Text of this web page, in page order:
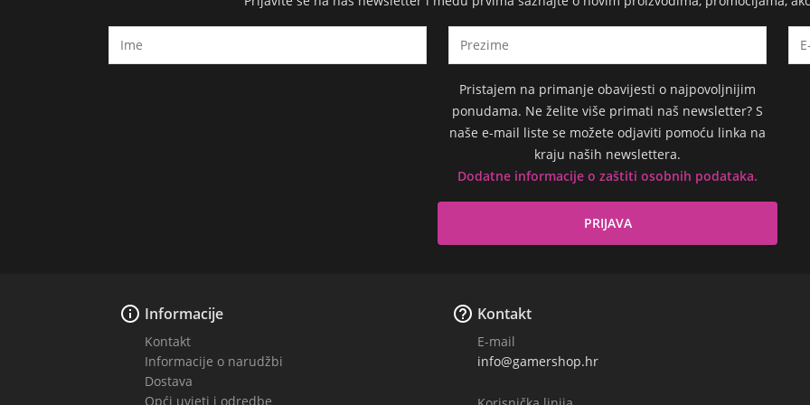
Pristajem na primanje obavijesti o najpovoljnijim
ponudama. Ne želite više primati naš newsletter? S
naše e-mail liste se možete odjaviti pomoću linka na
kraju naših newslettera.
Dodatne informacije o zaštiti osobnih podataka.
 Informacije
Kontakt
Informacije o narudžbi
Dostava
Opći uvjeti i odredbe
 Kontakt
E-mail
info@gamershop.hr